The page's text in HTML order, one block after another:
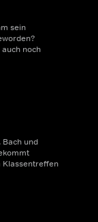
sein
noch
und
Klassentreffen